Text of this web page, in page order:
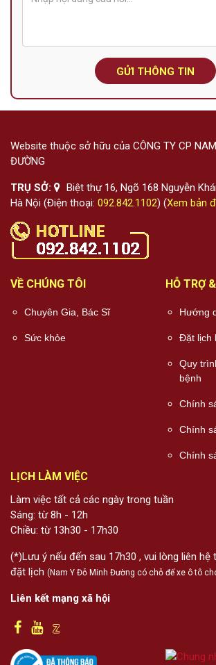
GỬI THÔNG TIN
Website thuộc sở hữu của CÔNG TY CP
ĐƯỜNG
TRỤ SỞ:
Biệt thự 16, Ngõ 168 Nguyễn
Hà Nội (Điện thoại: 092.842.1102) (Xem bản
VỀ CHÚNG TÔI
Chuyên Gia, Bác Sĩ
Sức khỏe
HỖ TRỢ
Hướng
Đặt lịch
Quy
bệnh
Chính
Chính
Chính
LỊCH LÀM VIỆC
Làm việc tất cả các ngày trong tuần
Sáng: từ 8h - 12h
Chiều: từ 13h30 - 17h30
(*)Lưu ý nếu đến sau 17h30 , vui lòng liên
đặt lịch (Nam Y Đỗ Minh Đường có chỗ để xe ô tô
Liên kết mạng xã hội